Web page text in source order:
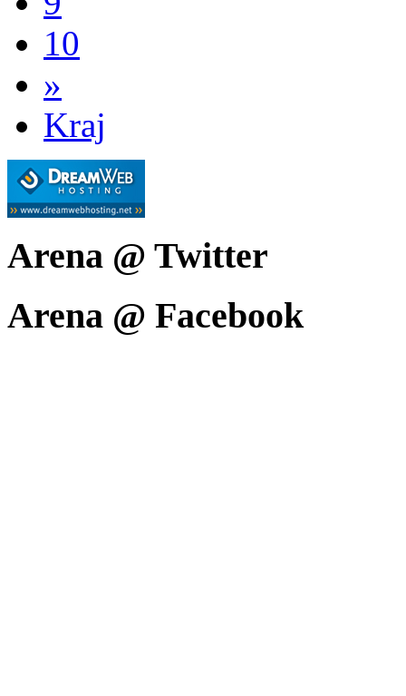
10
»
Kraj
Arena @ Twitter
Arena @ Facebook